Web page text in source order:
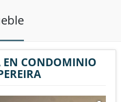
EN CONDOMINIO